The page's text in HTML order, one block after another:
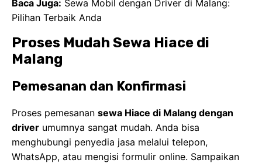
Baca Juga: Sewa Mobil dengan Driver di Malang:
Pilihan Terbaik Anda
Proses Mudah Sewa Hiace di
Malang
Pemesanan dan Konfirmasi
Proses pemesanan sewa Hiace di Malang dengan
driver umumnya sangat mudah. Anda bisa
menghubungi penyedia jasa melalui telepon,
WhatsApp, atau mengisi formulir online. Sampaikan